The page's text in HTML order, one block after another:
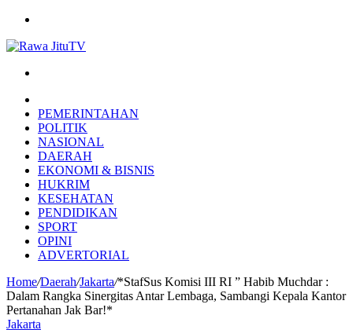
PEMERINTAHAN
POLITIK
NASIONAL
DAERAH
EKONOMI & BISNIS
HUKRIM
KESEHATAN
PENDIDIKAN
SPORT
OPINI
ADVERTORIAL
Home/Daerah/Jakarta/*StafSus Komisi III RI ” Habib Muchdar :
Dalam Rangka Sinergitas Antar Lembaga, Sambangi Kepala Kantor
Pertanahan Jak Bar!*
Jakarta